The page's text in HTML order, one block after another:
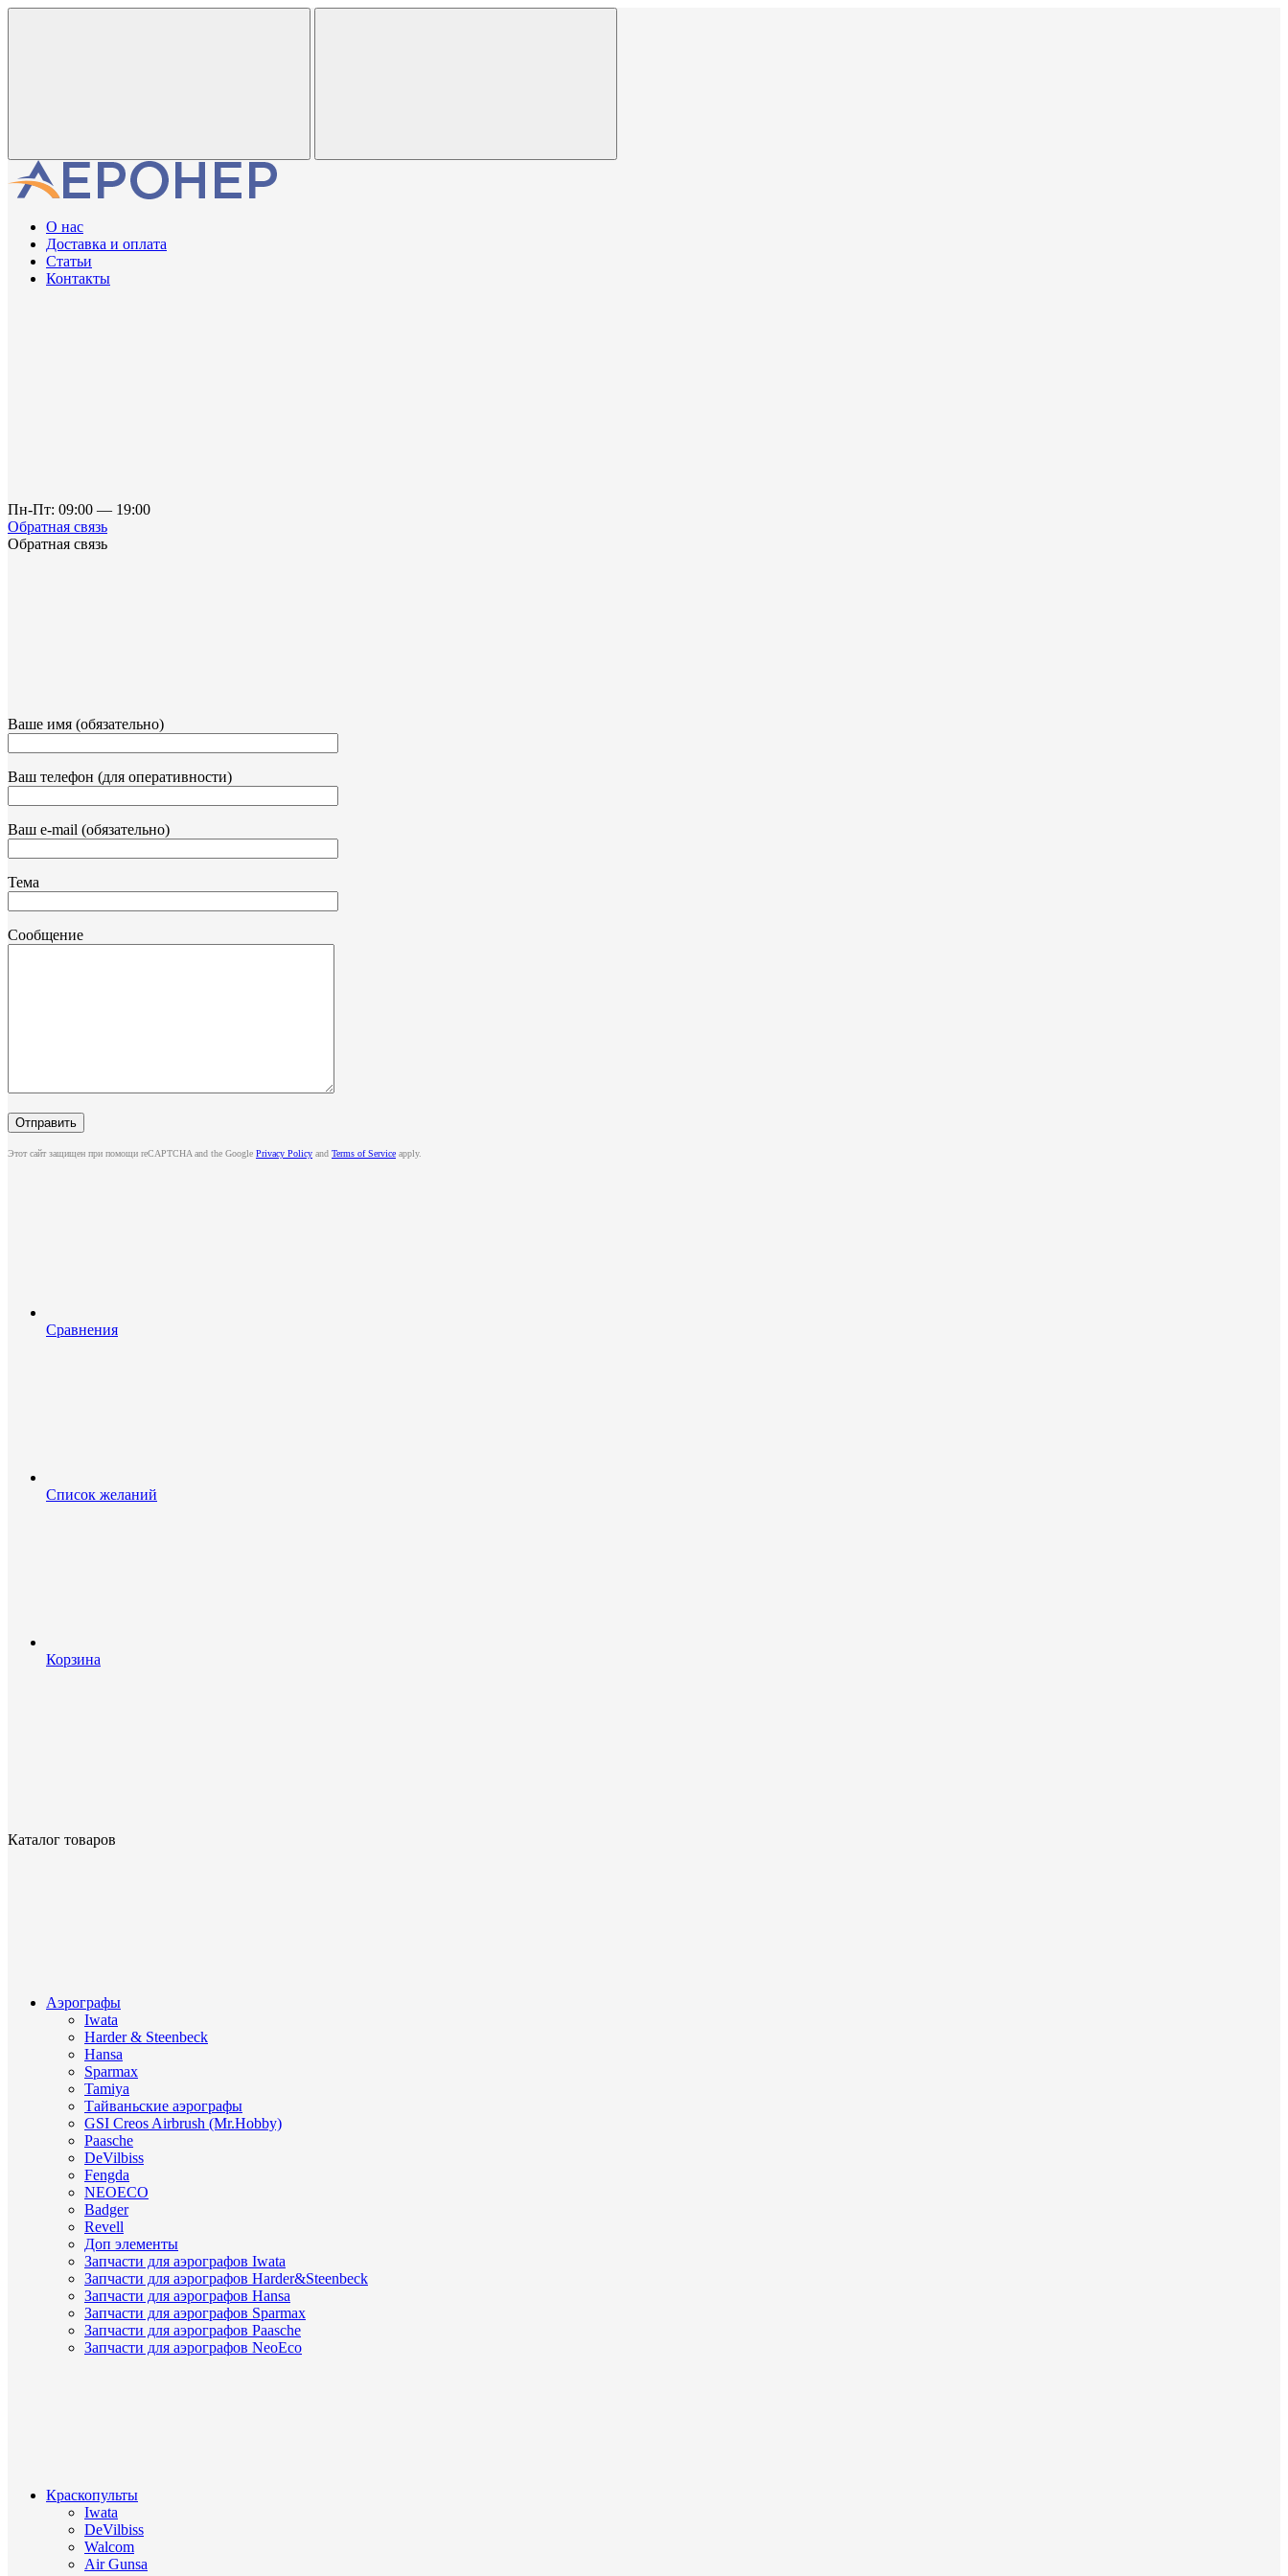
О нас
Доставка и оплата
Статьи
Контакты
Пн-Пт: 09:00 — 19:00
Обратная связь
Обратная связь
Ваше имя (обязательно)
Ваш телефон (для оперативности)
Ваш e-mail (обязательно)
Тема
Сообщение
Этот сайт защищен при помощи reCAPTCHA and the Google Privacy Policy and Terms of Service apply.
Сравнения
Список желаний
Корзина
Каталог товаров
Аэрографы
Iwata
Harder & Steenbeck
Hansa
Sparmax
Tamiya
Тайваньские аэрографы
GSI Creos Airbrush (Mr.Hobby)
Paasche
DeVilbiss
Fengda
NEOECO
Badger
Revell
Доп элементы
Запчасти для аэрографов Iwata
Запчасти для аэрографов Harder&Steenbeck
Запчасти для аэрографов Hansa
Запчасти для аэрографов Sparmax
Запчасти для аэрографов Paasche
Запчасти для аэрографов NeoEco
Краскопульты
Iwata
DeVilbiss
Walcom
Air Gunsa